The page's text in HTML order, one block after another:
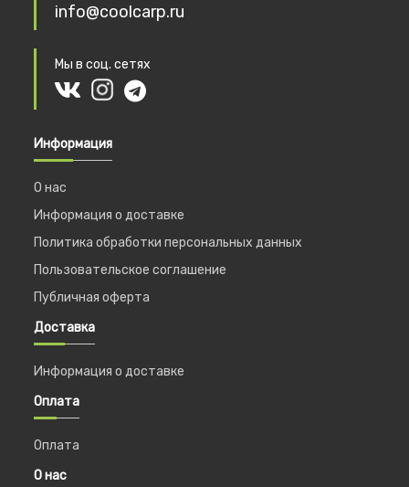
info@coolcarp.ru
Мы в соц. сетях
Информация
О нас
Информация о доставке
Политика обработки персональных данных
Пользовательское соглашение
Публичная оферта
Доставка
Информация о доставке
Оплата
Оплата
О нас